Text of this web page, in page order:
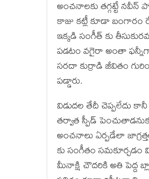
అంచనాలకు తగ్గట్టే
కాజు కట్లీ కూడా
ఇక్కడి సంగీత్ కు
పడటం వగైరా అంతా ఫన్నీగా
సరదా కుర్రాడి జీవితం
పడ్డారు.
విడుదల తేదీ చెప్పలేదు
తర్వాత స్పీడ్
అంచనాలు ఏర్పడేలా
కు సంగీతం
మీనాక్షి చౌదరికి అతి పెద్ద